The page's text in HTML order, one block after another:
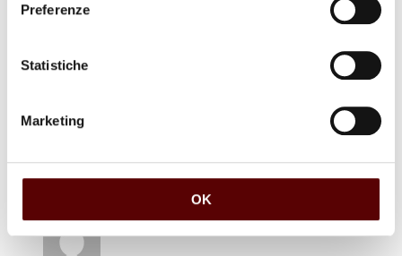
Preferenze
Statistiche
Marketing
OK
22 Ottobre 2025 a 10:32
SENTITE CONDOGLIANZE!!!! TIZIANA BALBONI